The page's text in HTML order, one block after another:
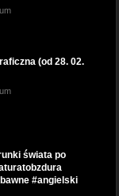
(od 28. 02.
świata po
#angielski